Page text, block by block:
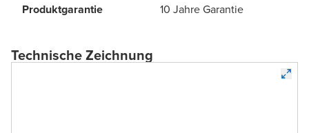
Produktgarantie 10 Jahre Garantie
Technische Zeichnung